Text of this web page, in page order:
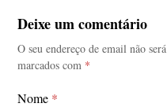
Deixe um comentário
O seu endereço de email não
marcados com *
Nome *